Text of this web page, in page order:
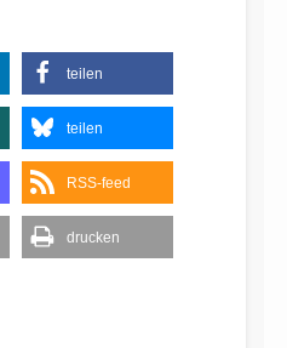
teilen
teilen
RSS-feed
drucken